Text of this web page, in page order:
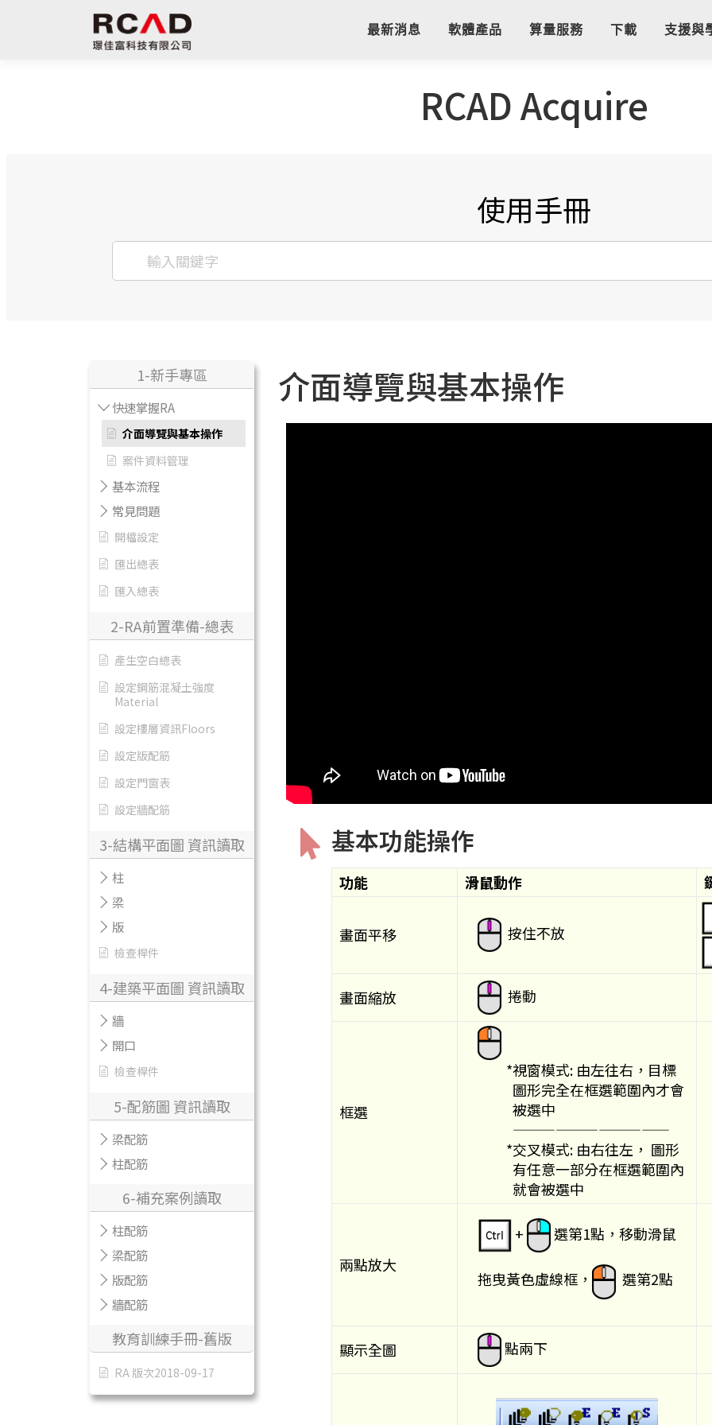
最新消息 軟體產品 算量服務 下載 支援與
RCAD Acquire
使用手冊
1-新手專區
快速掌握RA
介面導覽與基本操作
案件資料管理
基本流程
常見問題
開檔設定
匯出總表
匯入總表
2-RA前置準備-總表
產生空白總表
設定鋼筋混凝土強度
Material
設定樓層資訊Floors
設定版配筋
設定門窗表
設定牆配筋
3-結構平面圖 資訊讀取
柱
梁
版
檢查桿件
4-建築平面圖 資訊讀取
牆
開口
檢查桿件
5-配筋圖 資訊讀取
梁配筋
柱配筋
6-補充案例讀取
柱配筋
梁配筋
版配筋
牆配筋
教育訓練手冊-舊版
RA 版次2018-09-17
介面導覽與基本操作
基本功能操作
功能 滑鼠動作
畫面平移 按住不放
畫面縮放 捲動
框選
*視窗模式: 由左往右，目標
圖形完全在框選範圍內才會
被選中
———————————
*交叉模式: 由右往左， 圖形
有任意一部分在框選範圍內
就會被選中
兩點放大
+ 選第1點，移動滑鼠
拖曳黃色虛線框， 選第2點
顯示全圖 點兩下